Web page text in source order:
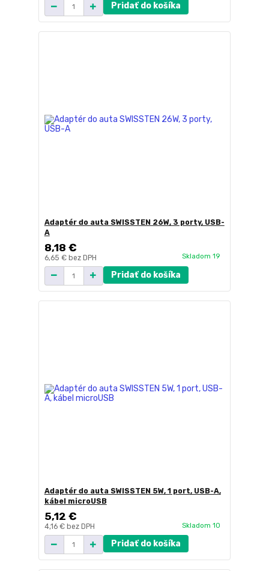
Pridať do košíka
Adaptér do auta SWISSTEN 26W, 3 porty, USB-
A
8,18 €
6,65 € bez DPH Skladom 19
Pridať do košíka
Adaptér do auta SWISSTEN 5W, 1 port, USB-A,
kábel microUSB
5,12 €
4,16 € bez DPH Skladom 10
Pridať do košíka